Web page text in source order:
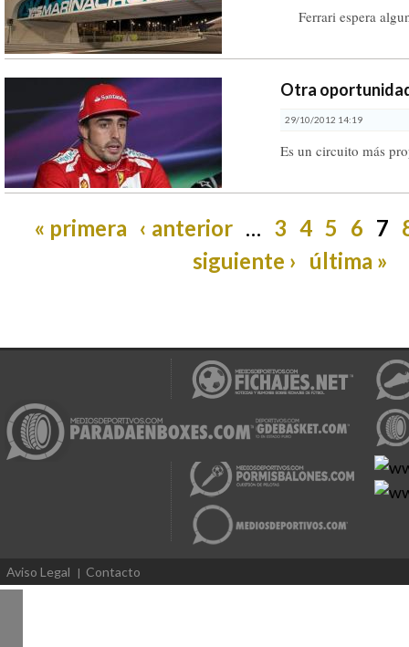
Ferrari espera
Otra
29/10/2012 14:19
Es un circuito más
« primera ‹ anterior … 3 4 5 6 7
siguiente › última »
Aviso Legal Contacto